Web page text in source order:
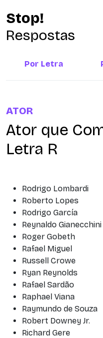
Stop!
Respostas
Por Letra
ATOR
Ator que
Letra R
Rodrigo Lombardi
Roberto Lopes
Rodrigo García
Reynaldo Gianecchini
Roger Gobeth
Rafael Miguel
Russell Crowe
Ryan Reynolds
Rafael Sardão
Raphael Viana
Raymundo de Souza
Robert Downey Jr.
Richard Gere